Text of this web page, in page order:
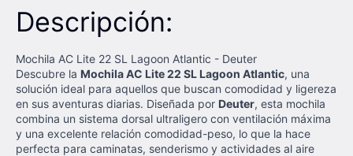
Descripción:
Mochila AC Lite 22 SL Lagoon Atlantic - Deuter
Descubre la Mochila AC Lite 22 SL Lagoon Atlantic, una
solución ideal para aquellos que buscan comodidad y ligereza
en sus aventuras diarias. Diseñada por Deuter, esta mochila
combina un sistema dorsal ultraligero con ventilación máxima
y una excelente relación comodidad-peso, lo que la hace
perfecta para caminatas, senderismo y actividades al aire